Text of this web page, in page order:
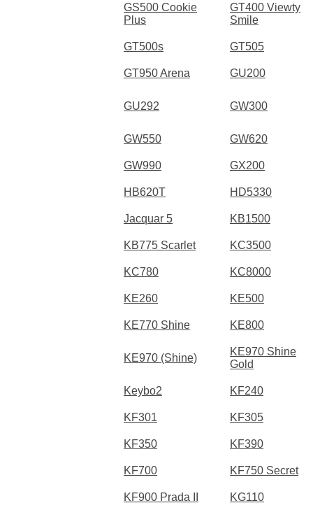
GS500 Cookie
Plus
GT400 Viewty
Smile
GT500s GT505
GT950 Arena GU200
GU292 GW300
GW550 GW620
GW990 GX200
HB620T HD5330
Jacquar 5 KB1500
KB775 Scarlet KC3500
KC780 KC8000
KE260 KE500
KE770 Shine KE800
KE970 (Shine)
KE970 Shine
Gold
Keybo2 KF240
KF301 KF305
KF350 KF390
KF700 KF750 Secret
KF900 Prada II KG110